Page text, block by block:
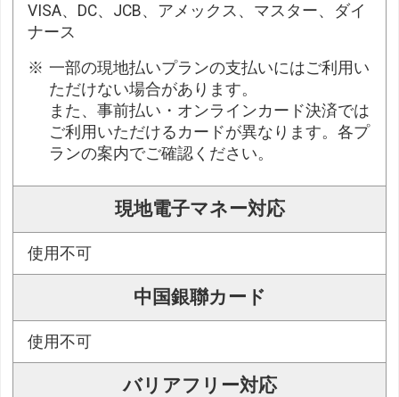
VISA、DC、JCB、アメックス、マスター、ダイ
ナース
一部の現地払いプランの支払いにはご利用い
ただけない場合があります。
また、事前払い・オンラインカード決済では
ご利用いただけるカードが異なります。各プ
ランの案内でご確認ください。
現地電子マネー対応
使用不可
中国銀聯カード
使用不可
バリアフリー対応